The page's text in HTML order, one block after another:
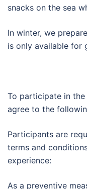
snacks on the sea
In winter, we
is only available for
To participate in
agree to the
Participants are
terms and
experience:
As a preventive